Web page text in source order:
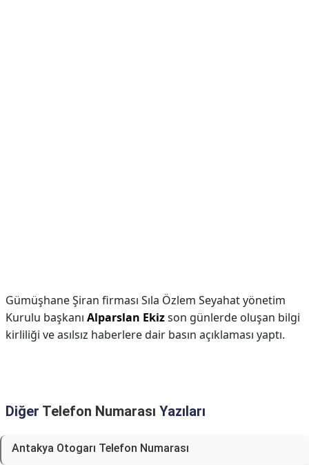
Gümüşhane Şiran firması Sıla Özlem Seyahat yönetim
Kurulu başkanı Alparslan Ekizson günlerde oluşan bilgi
kirliliği ve asılsız haberlere dair basın açıklaması yaptı.
Diğer Telefon Numarası Yazıları
Antakya Otogarı Telefon Numarası